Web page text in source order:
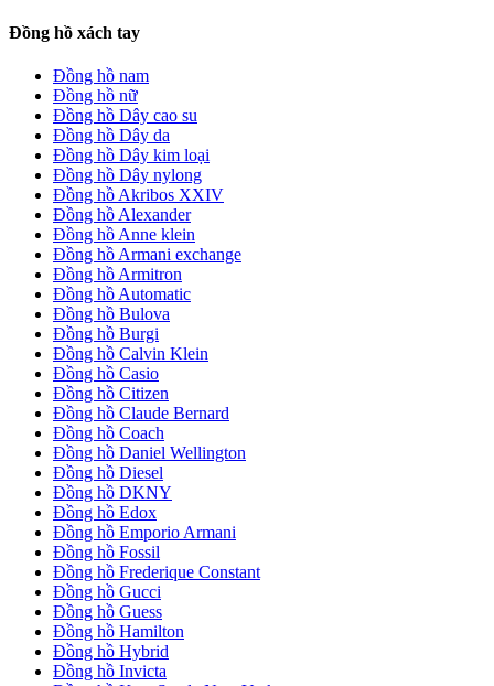
Đồng hồ xách tay
Đồng hồ nam
Đồng hồ nữ
Đồng hồ Dây cao su
Đồng hồ Dây da
Đồng hồ Dây kim loại
Đồng hồ Dây nylong
Đồng hồ Akribos XXIV
Đồng hồ Alexander
Đồng hồ Anne klein
Đồng hồ Armani exchange
Đồng hồ Armitron
Đồng hồ Automatic
Đồng hồ Bulova
Đồng hồ Burgi
Đồng hồ Calvin Klein
Đồng hồ Casio
Đồng hồ Citizen
Đồng hồ Claude Bernard
Đồng hồ Coach
Đồng hồ Daniel Wellington
Đồng hồ Diesel
Đồng hồ DKNY
Đồng hồ Edox
Đồng hồ Emporio Armani
Đồng hồ Fossil
Đồng hồ Frederique Constant
Đồng hồ Gucci
Đồng hồ Guess
Đồng hồ Hamilton
Đồng hồ Hybrid
Đồng hồ Invicta